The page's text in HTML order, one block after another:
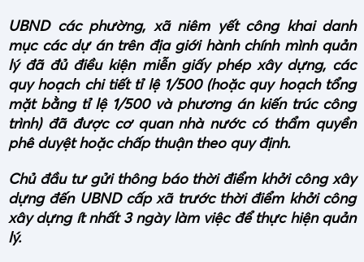
UBND các phường, xã niêm yết công khai danh
mục các dự án trên địa giới hành chính mình quản
lý đã đủ điều kiện miễn giấy phép xây dựng, các
quy hoạch chi tiết tỉ lệ 1/500 (hoặc quy hoạch tổng
mặt bằng tỉ lệ 1/500 và phương án kiến trúc công
trình) đã được cơ quan nhà nước có thẩm quyền
phê duyệt hoặc chấp thuận theo quy định.
Chủ đầu tư gửi thông báo thời điểm khởi công xây
dựng đến UBND cấp xã trước thời điểm khởi công
xây dựng ít nhất 3 ngày làm việc để thực hiện quản
lý.